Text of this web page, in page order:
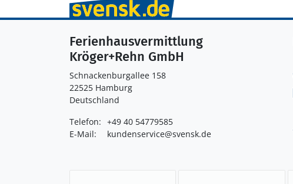
Ferienhausvermittlung
Kröger+Rehn GmbH
Schnackenburgallee 158
22525 Hamburg
Deutschland
Telefon: +49 40 54779585
E-Mail:
kundenservice@svensk.de